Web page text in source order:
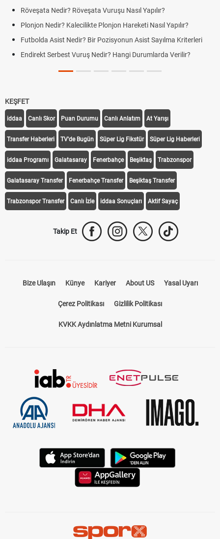
Röveşata Nedir? Röveşata Vuruşu Nasıl Yapılır?
Plonjon Nedir? Kalecilikte Plonjon Hareketi Nasıl Yapılır?
Futbolda Asist Nedir? Bir Pozisyonun Asist Sayılma Kriterleri
Endirekt Serbest Vuruş Nedir? Hangi Durumlarda Verilir?
KEŞFET
iddaa Canlı Skor Puan Durumu Canlı Anlatım At Yarışı
Transfer Haberleri TV'de Bugün Süper Lig Fikstür Süper Lig Haberleri
iddaa Programı Galatasaray Fenerbahçe Beşiktaş Trabzonspor
Galatasaray Transfer Fenerbahçe Transfer Beşiktaş Transfer
Trabzonspor Transfer Canlı İzle iddaa Sonuçları Aktif Sayaç
Takip Et
Bize Ulaşın Künye Kariyer About US Yasal Uyarı
Çerez Politikası Gizlilik Politikası
KVKK Aydınlatma Metni Kurumsal